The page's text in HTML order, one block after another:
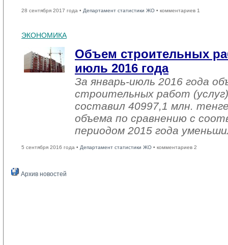
28 сентября 2017 года • Департамент статистики ЖО • комментариев 1
ЭКОНОМИКА
Объем строительных
июль 2016 года
За январь-июль 2016 года
строительных работ
составил 40997,1 млн.
объема по сравнению с
периодом 2015 года
5 сентября 2016 года • Департамент статистики ЖО • комментариев 2
Архив новостей